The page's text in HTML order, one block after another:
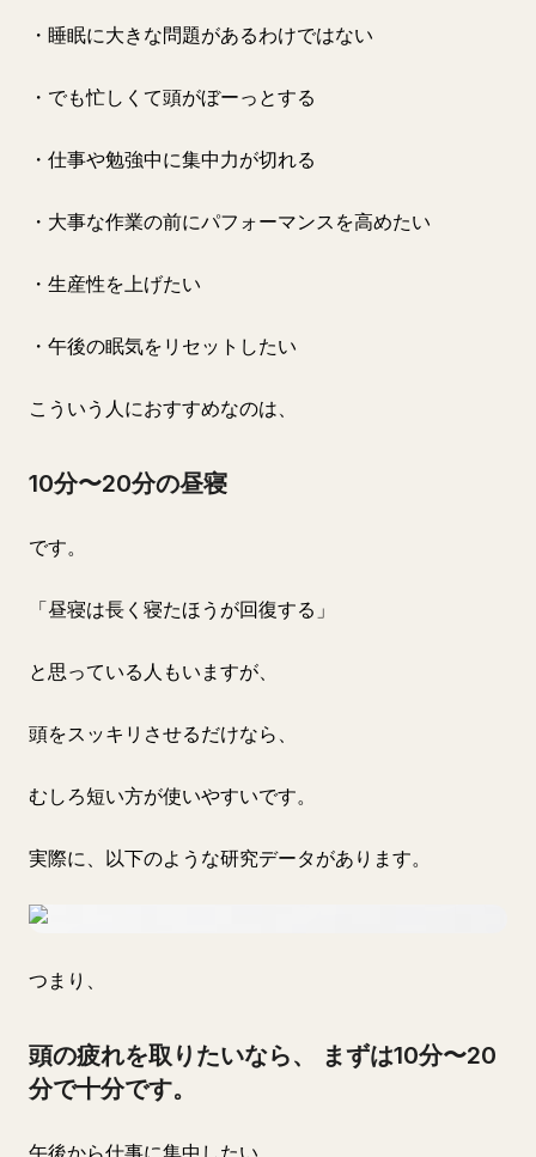
・睡眠に大きな問題があるわけではない
・でも忙しくて頭がぼーっとする
・仕事や勉強中に集中力が切れる
・大事な作業の前にパフォーマンスを高めたい
・生産性を上げたい
・午後の眠気をリセットしたい
こういう人におすすめなのは、
10分〜20分の昼寝
です。
「昼寝は長く寝たほうが回復する」
と思っている人もいますが、
頭をスッキリさせるだけなら、
むしろ短い方が使いやすいです。
実際に、以下のような研究データがあります。
つまり、
頭の疲れを取りたいなら、 まずは10分〜20
分で十分です。
午後から仕事に集中したい。